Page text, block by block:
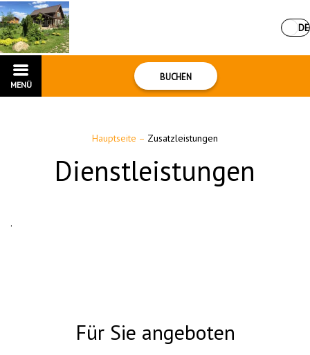
DE
MENÜ
BUCHEN
Hauptseite – Zusatzleistungen
Dienstleistungen
.
Für Sie angeboten